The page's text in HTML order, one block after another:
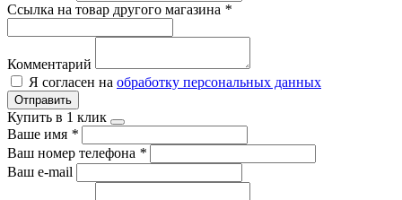
Ссылка на товар другого магазина *
Комментарий
Я согласен на обработку персональных данных
Отправить
Купить в 1 клик
Ваше имя *
Ваш номер телефона *
Ваш e-mail